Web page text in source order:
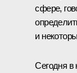
сфере,
и
Сегодня в